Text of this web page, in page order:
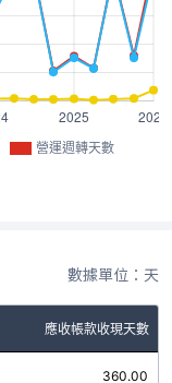
營運週轉天數
數據單位：天
應收帳款收現天數
360.00